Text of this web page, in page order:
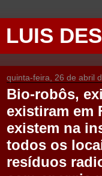
LUIS
quinta-feira, 26 de abril
Bio-robôs,
existiram em
existem na
todos os
resíduos